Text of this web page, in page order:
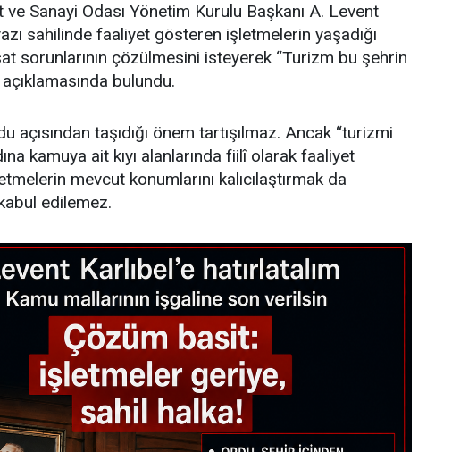
Sanayi Odası Yönetim Kurulu Başkanı A. Levent
sahilinde faaliyet gösteren işletmelerin yaşadığı
sorunlarının çözülmesini isteyerek “Turizm bu şehrin
bulundu.
açısından taşıdığı önem tartışılmaz. Ancak “turizmi
kamuya ait kıyı alanlarında fiilî olarak faaliyet
mevcut konumlarını kalıcılaştırmak da
edilemez.